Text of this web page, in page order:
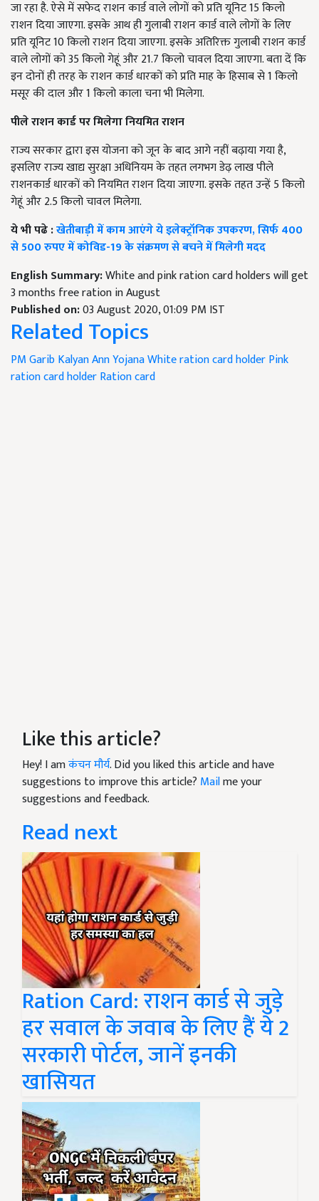
जा रहा है. ऐसे में सफेद राशन कार्ड वाले लोगों को प्रति यूनिट 15 किलो
राशन दिया जाएगा. इसके आथ ही गुलाबी राशन कार्ड वाले लोगों के लिए
प्रति यूनिट 10 किलो राशन दिया जाएगा. इसके अतिरिक्त गुलाबी राशन कार्ड
वाले लोगों को 35 किलो गेहूं और 21.7 किलो चावल दिया जाएगा. बता दें कि
इन दोनों ही तरह के राशन कार्ड धारकों को प्रति माह के हिसाब से 1 किलो
मसूर की दाल और 1 किलो काला चना भी मिलेगा.
पीले राशन कार्ड पर मिलेगा नियमित राशन
राज्य सरकार द्वारा इस योजना को जून के बाद आगे नहीं बढ़ाया गया है,
इसलिए राज्य खाद्य सुरक्षा अधिनियम के तहत लगभग डेढ़ लाख पीले
राशनकार्ड धारकों को नियमित राशन दिया जाएगा. इसके तहत उन्हें 5 किलो
गेहूं और 2.5 किलो चावल मिलेगा.
ये भी पढे :खेतीबाड़ी में काम आएंगे ये इलेक्ट्रॉनिक उपकरण, सिर्फ 400
से 500 रुपए में कोविड-19 के संक्रमण से बचने में मिलेगी मदद
English Summary:White and pink ration card holders will get
3 months free ration in August
Published on:03 August 2020, 01:09 PM IST
Related Topics
PM Garib Kalyan Ann YojanaWhite ration card holderPink
ration card holderRation card
Like this article?
Hey! I amकंचन मौर्य. Did you liked this article and have
suggestions to improve this article? Mailme your
suggestions and feedback.
Read next
Ration Card: राशन कार्ड से जुड़े
हर सवाल के जवाब के लिए हैं ये 2
सरकारी पोर्टल, जानें इनकी
खासियत